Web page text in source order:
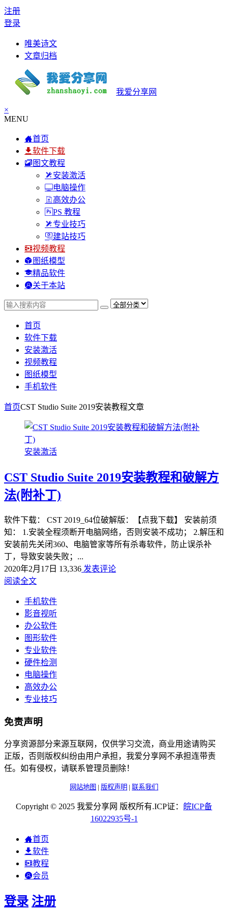
注册
登录
唯美诗文
文章归档
我爱分享网
×
MENU
首页
软件下载
图文教程
安装激活
电脑操作
高效办公
PS 教程
专业技巧
建站技巧
视频教程
图纸模型
精品软件
关于本站
首页
软件下载
安装激活
视频教程
图纸模型
手机软件
首页CST Studio Suite 2019安装教程文章
安装激活
CST Studio Suite 2019安装教程和破解方
法(附补丁)
软件下载： CST 2019_64位破解版：【点我下载】 安装前须
知： 1.安装全程须断开电脑网络，否则安装不成功； 2.解压和
安装前先关闭360、电脑管家等所有杀毒软件，防止误杀补
丁，导致安装失败；...
2020年2月17日 13,336 发表评论
阅读全文
手机软件
影音视听
办公软件
图形软件
专业软件
硬件检测
电脑操作
高效办公
专业技巧
免责声明
分享资源部分来源互联网，仅供学习交流，商业用途请购买
正版，否则版权纠纷由用户承担，我爱分享网不承担连带责
任。如有侵权，请联系管理员删除！
网站地图 | 版权声明 | 联系我们
Copyright © 2025 我爱分享网 版权所有.ICP证： 皖ICP备
16022935号-1
首页
软件
教程
会员
登录 注册